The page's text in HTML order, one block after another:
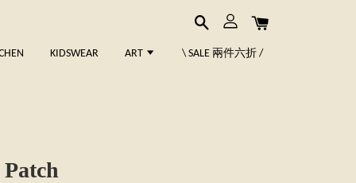
KIDSWEAR ART \ SALE 兩件六折 /